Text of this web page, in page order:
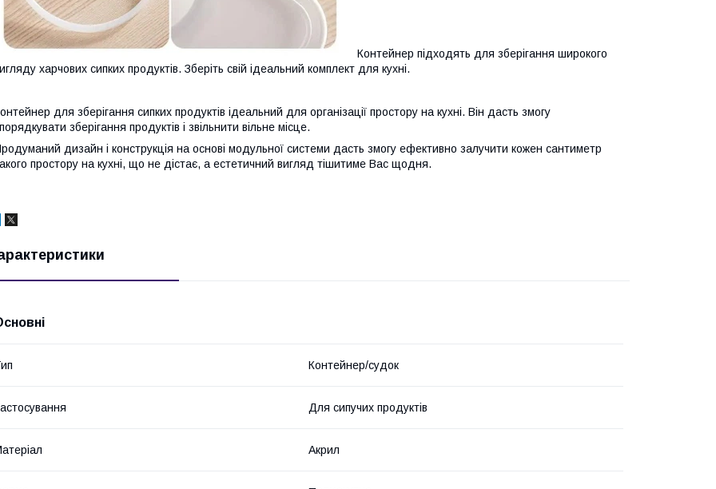
Контейнер підходять для зберігання широкого
харчових сипких продуктів. Зберіть свій ідеальний комплект для кухні.
для зберігання сипких продуктів ідеальний для організації простору на кухні. Він дасть змогу
зберігання продуктів і звільнити вільне місце.
дизайн і конструкція на основі модульної системи дасть змогу ефективно залучити кожен сантиметр
простору на кухні, що не дістає, а естетичний вигляд тішитиме Вас щодня.
Контейнер/судок
Для сипучих продуктів
Акрил